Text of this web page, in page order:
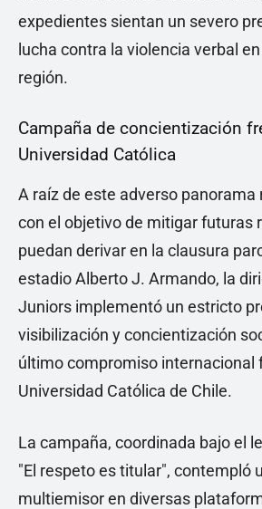
expedientes sientan un severo
lucha contra la violencia verbal
región.
Campaña de concientización
Universidad Católica
A raíz de este adverso
con el objetivo de mitigar futuras
puedan derivar en la clausura
estadio Alberto J. Armando, la
Juniors implementó un estricto
visibilización y concientización
último compromiso internacional
Universidad Católica de Chile.
La campaña, coordinada bajo el
"El respeto es titular", contempló
multiemisor en diversas